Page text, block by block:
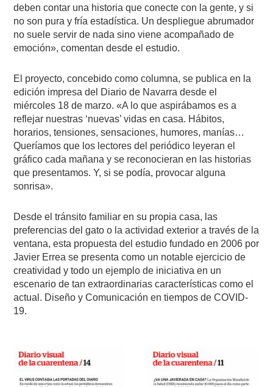
deben contar una historia que conecte con la gente, y si
no son pura y fría estadística. Un despliegue abrumador
no suele servir de nada sino viene acompañado de
emoción», comentan desde el estudio.
El proyecto, concebido como columna, se publica en la
edición impresa del Diario de Navarra desde el
miércoles 18 de marzo. «A lo que aspirábamos es a
reflejar nuestras ‘nuevas’ vidas en casa. Hábitos,
horarios, tensiones, sensaciones, humores, manías…
Queríamos que los lectores del periódico leyeran el
gráfico cada mañana y se reconocieran en las historias
que presentamos. Y, si se podía, provocar alguna
sonrisa».
Desde el tránsito familiar en su propia casa, las
preferencias del gato o la actividad exterior a través de la
ventana, esta propuesta del estudio fundado en 2006 por
Javier Errea se presenta como un notable ejercicio de
creatividad y todo un ejemplo de iniciativa en un
escenario de tan extraordinarias características como el
actual. Diseño y Comunicación en tiempos de COVID-
19.